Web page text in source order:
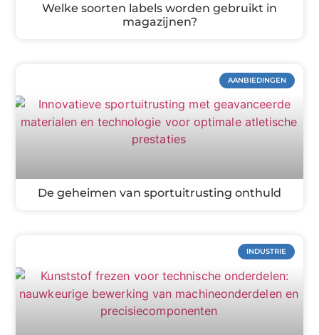
Welke soorten labels worden gebruikt in
magazijnen?
AANBIEDINGEN
De geheimen van sportuitrusting onthuld
INDUSTRIE